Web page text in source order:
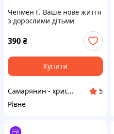
Чепмен Ґ. Ваше нове життя
з дорослими дітьми
390₴
Купити
Самарянин - християнська книга
5
Рівне